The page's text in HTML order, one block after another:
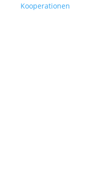
Kooperationen